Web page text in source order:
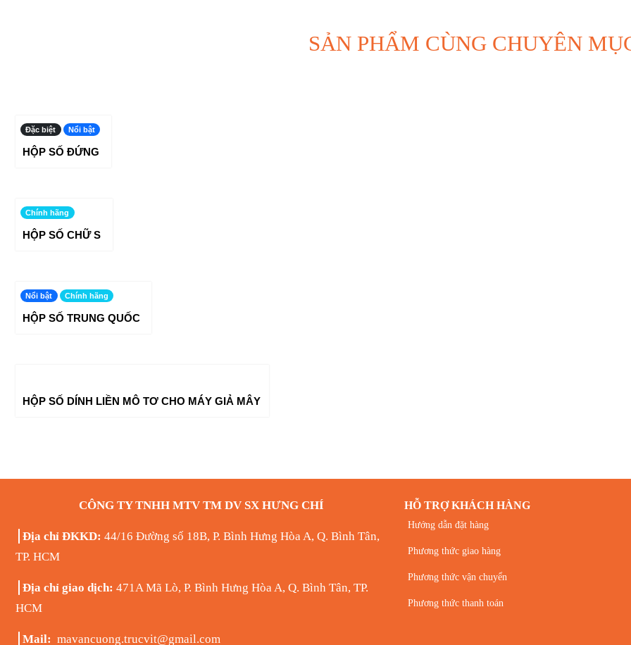
SẢN PHẨM CÙNG CHUYÊN
Đặc biệt
Nổi bật
Mới
Chính hãng
HỘP SỐ ĐỨNG
Chính hãng
HỘP SỐ CHỮ S
Nổi bật Chính hãng
HỘP SỐ TRUNG QUỐC
HỘP SỐ DÍNH LIỀN MÔ TƠ CHO MÁY GIẢ MÂY
CÔNG TY TNHH MTV TM DV SX HƯNG CHÍ
Địa chỉ ĐKKD: 44/16 Đường số 18B, P. Bình Hưng Hòa A, Q. Bình Tân,
TP. HCM
Địa chỉ giao dịch: 471A Mã Lò, P. Bình Hưng Hòa A, Q. Bình Tân, TP.
HCM
Mail: mavancuong.trucvit@gmail.com
HỖ TRỢ KHÁCH HÀNG
Hướng dẫn đặt hàng
Phương thức giao hàng
Phương thức vận chuyển
Phương thức thanh toán